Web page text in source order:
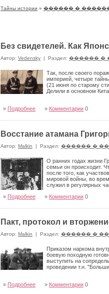
Тайны истории » ������ �
Без свидетелей. Как
Автор: Vedensky | Раздел: ������ �
Так, после своего
империей, четыре
(21 июня по старому
Делили в основном
» Подробнее » Комментарии 0
Восстание атамана
Автор: Malkin | Раздел: ������ �
О ранних годах жизни
семьи он происходит.
после того, как
мировой войны, во
служил в регулярных
» Подробнее » Комментарии 0
Пакт, протокол и
Автор: Malkin | Раздел: ������ �
Приказом наркома
боевую походную
выступить на
проведении т.н.
» Подробнее » Комментарии 0